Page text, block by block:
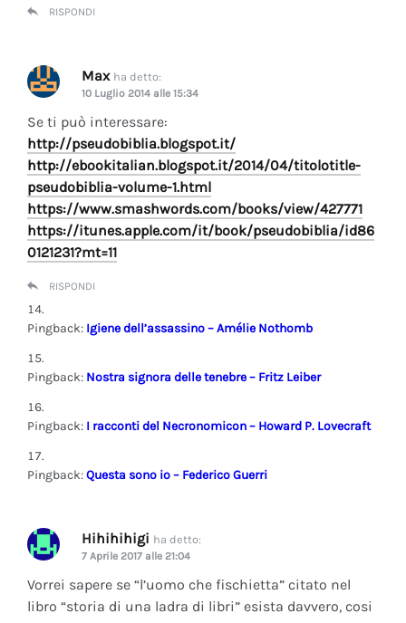
RISPONDI
Max ha detto:
10 Luglio 2014 alle 15:34
Se ti può interessare:
http://pseudobiblia.blogspot.it/
http://ebookitalian.blogspot.it/2014/04/titolotitle-
pseudobiblia-volume-1.html
https://www.smashwords.com/books/view/427771
https://itunes.apple.com/it/book/pseudobiblia/id86
0121231?mt=11
RISPONDI
Pingback: Igiene dell’assassino – Amélie Nothomb
Pingback: Nostra signora delle tenebre – Fritz Leiber
Pingback: I racconti del Necronomicon – Howard P. Lovecraft
Pingback:Questa sono io – Federico Guerri
Hihihihigi ha detto:
7 Aprile 2017 alle 21:04
Vorrei sapere se “l’uomo che fischietta” citato nel
libro “storia di una ladra di libri” esista davvero, cosi